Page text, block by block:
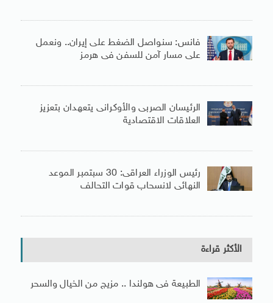
فانس: سنواصل الضغط على إيران.. ونعمل
على مسار آمن للسفن فى هرمز
الرئيسان الصربى والأوكرانى يتعهدان بتعزيز
العلاقات الاقتصادية
رئيس الوزراء العراقى: 30 سبتمبر الموعد
النهائى لانسحاب قوات التحالف
الأكثر قراءة
الطبيعة فى هولندا .. مزيج من الخيال والسحر